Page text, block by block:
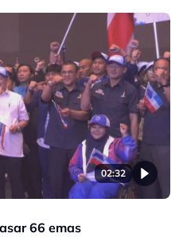
02:32
66 emas